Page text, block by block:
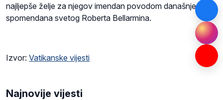
najljepše želje za njegov imendan povodom današnjeg
spomendana svetog Roberta Bellarmina.
Izvor: Vatikanske vijesti
Najnovije vijesti